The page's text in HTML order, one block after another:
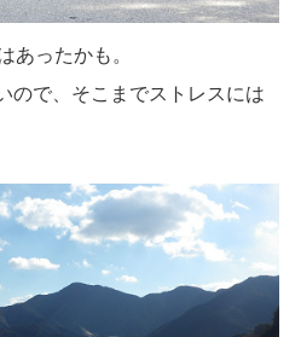
あったかも。
ので、そこまでストレスには